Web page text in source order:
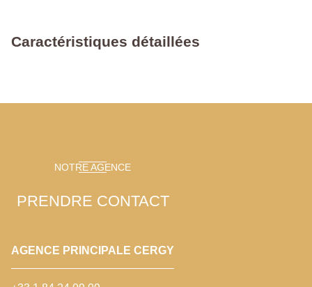
Caractéristiques détaillées
NOTRE AGENCE
PRENDRE CONTACT
AGENCE PRINCIPALE CERGY